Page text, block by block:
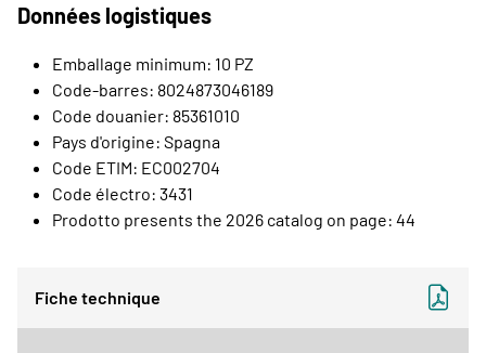
Données logistiques
Emballage minimum: 10 PZ
Code-barres: 8024873046189
Code douanier: 85361010
Pays d'origine: Spagna
Code ETIM: EC002704
Code électro: 3431
Prodotto presents the 2026 catalog on page: 44
Fiche technique